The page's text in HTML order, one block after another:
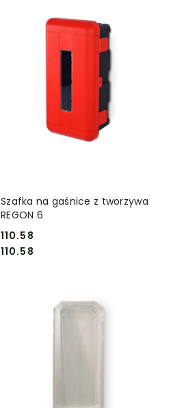
Szafka na gaśnice z tworzywa
REGON 6
Cena:
110.58
Cena:
110.58
DO KOSZYKA